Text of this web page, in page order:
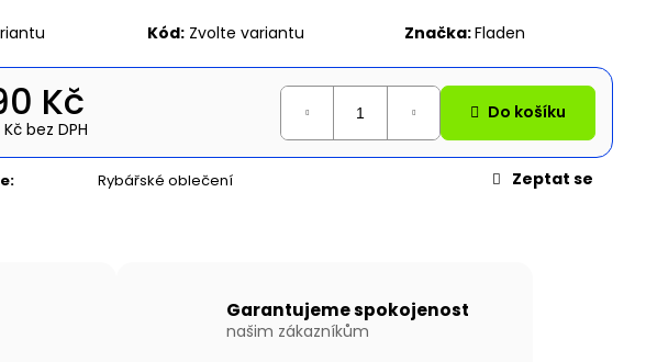
Kód: Zvolte variantu Značka:Fladen
Kč
bez DPH
Do košíku
: Rybářské oblečení Zeptat se
Garantujeme spokojenost
našim zákazníkům
NAFUKOVACÍ ČLUN WILLIS BOATS RY-
BD370 V ŠEDO-ŠEDÉ BARVĚ SE
SKLÁDACÍ HLINÍKOVOU PODLAHOU
21 690 Kč